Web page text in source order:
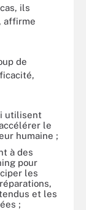
ils
affirme
de
utilisent
le
humaine ;
à des
pour
les
et les
;